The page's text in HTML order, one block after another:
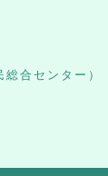
合センター）